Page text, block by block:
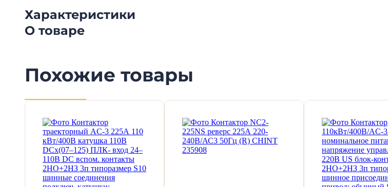
Характеристики
О товаре
Похожие товары